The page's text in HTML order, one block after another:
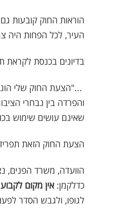
הוראות החוק קובעות
העיר, לכל הפחות היה
בדיונים בכנסת לקראת
"...הצעת החוק שלי
והפרדה בין נבחרי
שאינם עושים שימוש
הצעת החוק הזאת
הוועדה, משרד הפנים,
כדלקמן: אין מקום
לגופו, ולגבש הסדר